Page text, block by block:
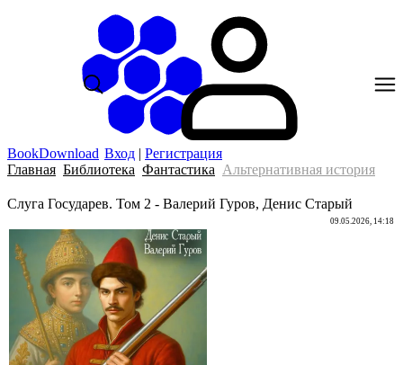
BookDownload Вход | Регистрация
Главная Библиотека Фантастика Альтернативная история
Слуга Государев. Том 2 - Валерий Гуров, Денис Старый
09.05.2026, 14:18